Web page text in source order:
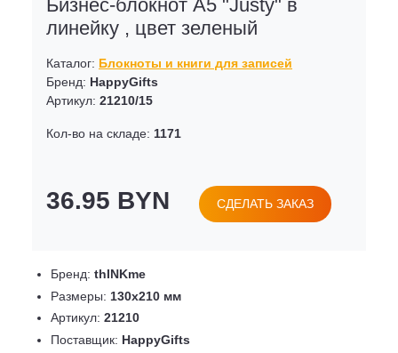
Бизнес-блокнот A5 "Justy" в
линейку , цвет зеленый
Каталог: Блокноты и книги для записей
Бренд: HappyGifts
Артикул: 21210/15
Кол-во на складе: 1171
36.95 BYN СДЕЛАТЬ ЗАКАЗ
Бренд: thINKme
Размеры: 130х210 мм
Артикул: 21210
Поставщик: HappyGifts